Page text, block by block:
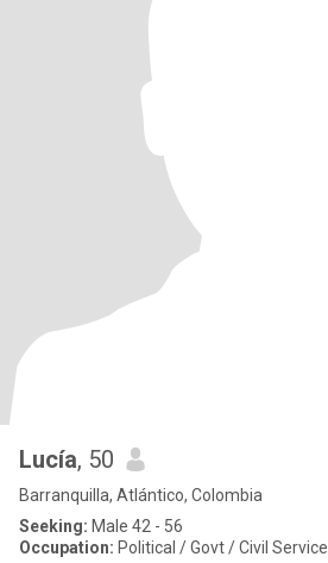
Lucía, 50
Barranquilla, Atlántico, Colombia
Seeking: Male 42 - 56
Occupation: Political / Govt / Civil Service